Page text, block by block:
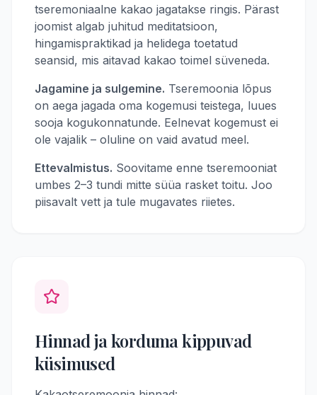
tseremoniaalne kakao jagatakse ringis. Pärast
joomist algab juhitud meditatsioon,
hingamispraktikad ja helidega toetatud
seansid, mis aitavad kakao toimel süveneda.
Jagamine ja sulgemine. Tseremoonia lõpus
on aega jagada oma kogemusi teistega, luues
sooja kogukonnatunde. Eelnevat kogemust ei
ole vajalik – oluline on vaid avatud meel.
Ettevalmistus. Soovitame enne tseremooniat
umbes 2–3 tundi mitte süüa rasket toitu. Joo
piisavalt vett ja tule mugavates riietes.
Hinnad ja korduma kippuvad
küsimused